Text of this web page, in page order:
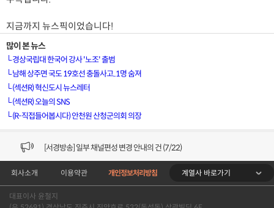
지금까지 뉴스픽이었습니다!
많이 본 뉴스
└경상국립대 한국어 강사 '노조' 출범
└남해 상주면 국도 19호선 충돌사고..1명 숨져
└(섹션R) 혁신도시 뉴스레터
└(섹션R) 오늘의 SNS
└(R-직접들어봅시다) 안천원 산청군의회 의장
[VOD공지] 청춘초이스 이용금액 변경 안내
[공지] 개인정보처리방침 (Ver2.15) 개정의 건 (7/1)
회사소개 이용약관 개인정보처리방침 계열사 바로가기
대표이사 윤철지